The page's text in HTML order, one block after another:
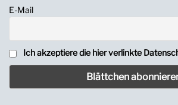
E-Mail
Ich akzeptiere die hier verlinkte